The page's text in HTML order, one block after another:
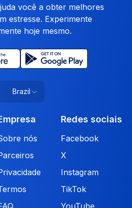
você a obter melhores
estresse. Experimente
hoje mesmo.
Brazil
nós
Redes sociais
Facebook
X
Instagram
TikTok